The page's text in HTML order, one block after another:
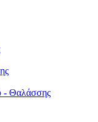
- Θαλάσσης